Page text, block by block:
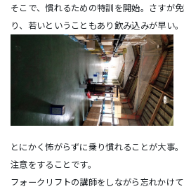
そこで、慣れるための特訓を開始。さすが
り、若いということもあり飲み込みが早い。
とにかく怖がらずに乗り慣れることが大事
注意をすることです。
フォークリフトの講師をしながら忘れかけ